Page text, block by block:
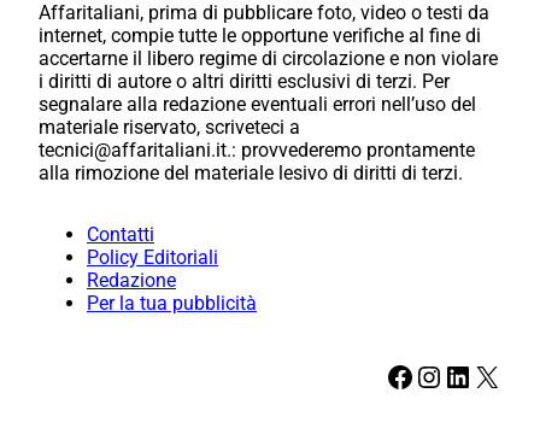
Affaritaliani, prima di pubblicare foto, video o testi da
internet, compie tutte le opportune verifiche al fine di
accertarne il libero regime di circolazione e non violare
i diritti di autore o altri diritti esclusivi di terzi. Per
segnalare alla redazione eventuali errori nell’uso del
materiale riservato, scriveteci a
tecnici@affaritaliani.it.: provvederemo prontamente
alla rimozione del materiale lesivo di diritti di terzi.
Contatti
Policy Editoriali
Redazione
Per la tua pubblicità
Facebook Instagram LinkedIn X